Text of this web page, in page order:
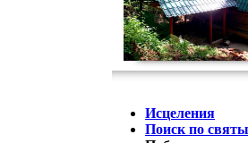
Исцеления
Поиск по